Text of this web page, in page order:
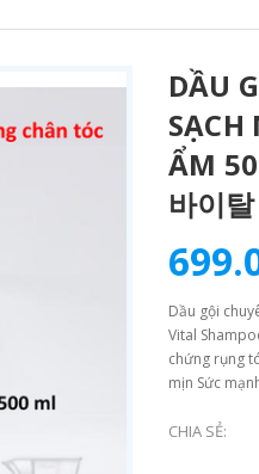
DẦU
ẨM
바이
Dầu gội
Vital
chứng rụng
mịn Sức
CHIA SẺ: